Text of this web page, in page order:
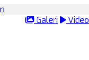
Galeri Video